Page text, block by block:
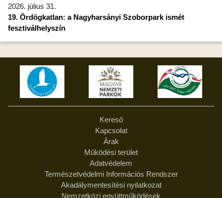
2026. július 31.
19. Ördögkatlan: a Nagyharsányi Szoborpark ismét
fesztiválhelyszín
Kereső
Kapcsolat
Árak
Működési terület
Adatvédelem
Természetvédelmi Információs Rendszer
Akadálymentesítési nyilatkozat
Nemzetközi együttműködések